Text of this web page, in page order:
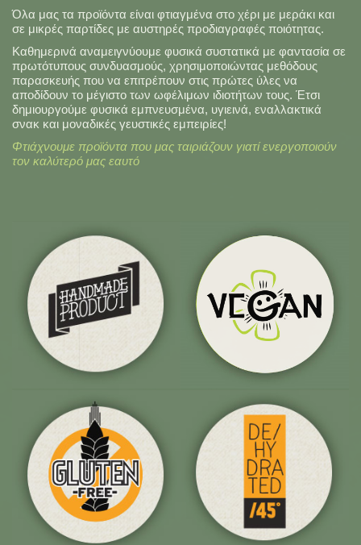
Όλα μας τα προϊόντα είναι φτιαγμένα στο χέρι με μεράκι και
σε μικρές παρτίδες με αυστηρές προδιαγραφές ποιότητας.
Καθημερινά αναμειγνύουμε φυσικά συστατικά με φαντασία σε
πρωτότυπους συνδυασμούς, χρησιμοποιώντας μεθόδους
παρασκευής που να επιτρέπουν στις πρώτες ύλες να
αποδίδουν το μέγιστο των ωφέλιμων ιδιοτήτων τους. Έτσι
δημιουργούμε φυσικά εμπνευσμένα, υγιεινά, εναλλακτικά
σνακ και μοναδικές γευστικές εμπειρίες!
Φτιάχνουμε προϊόντα που μας ταιριάζουν γιατί ενεργοποιούν
τον καλύτερό μας εαυτό